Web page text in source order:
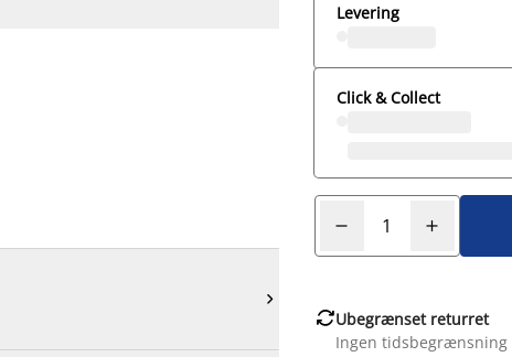

Levering
Click & Collect
Ubegrænset returret
Ingen